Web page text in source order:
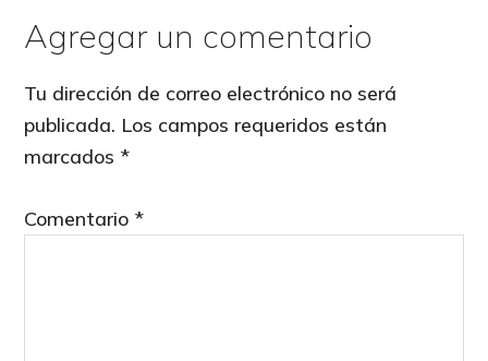
Reader
Interactions
Agregar un comentario
Tu dirección de correo electrónico no será
publicada. Los campos requeridos están
marcados *
Comentario *